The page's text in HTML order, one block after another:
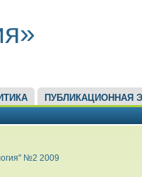
ПУБЛИКАЦИОННАЯ
№2 2009